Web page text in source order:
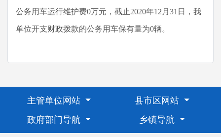
公务用车运行维护费0万元，截止2020年12月31日，我
单位开支财政拨款的公务用车保有量为0辆。
主管单位网站
县市区网站
政府部门导航
乡镇导航